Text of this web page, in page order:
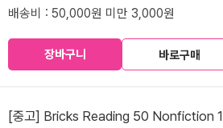
배송비 : 50,000원 미만 3,000원
장바구니 바로구매
[중고] Bricks Reading 50 Nonfiction 1